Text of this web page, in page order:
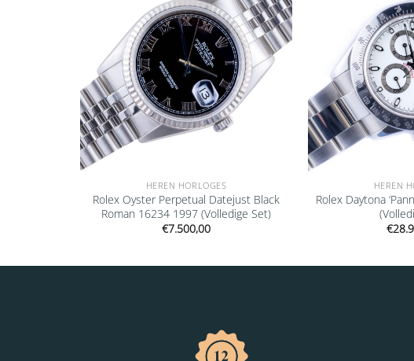
HEREN HORLOGES
Rolex Oyster Perpetual Datejust Black
Roman 16234 1997 (Volledige Set)
€7.500,00
HEREN
Rolex Daytona
€